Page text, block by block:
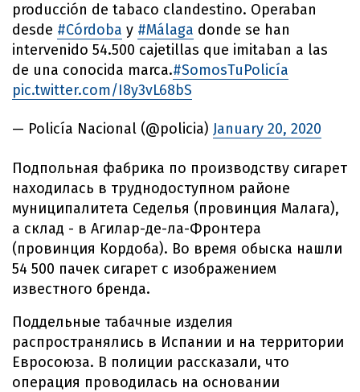
producción de tabaco clandestino. Operaban
desde #Córdoba y #Málaga donde se han
intervenido 54.500 cajetillas que imitaban a las
de una conocida marca.#SomosTuPolicía
pic.twitter.com/I8y3vL68bS
— Policía Nacional (@policia) January 20, 2020
Подпольная фабрика по производству сигарет
находилась в труднодоступном районе
муниципалитета Седелья (провинция Малага),
а склад - в Агилар-де-ла-Фронтера
(провинция Кордоба). Во время обыска нашли
54 500 пачек сигарет с изображением
известного бренда.
Поддельные табачные изделия
распространялись в Испании и на территории
Евросоюза. В полиции рассказали, что
операция проводилась на основании